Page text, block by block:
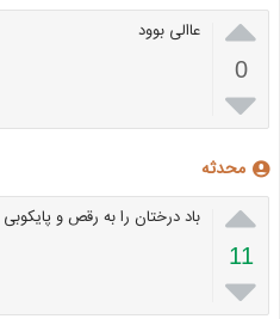

0

عاالی بوود
محدثه

11

باد درختان را به رقص و